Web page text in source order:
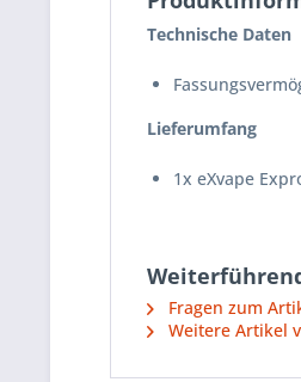
Technische Daten
Lieferumfang
1x eXvape
Fragen zum
Weitere Artikel